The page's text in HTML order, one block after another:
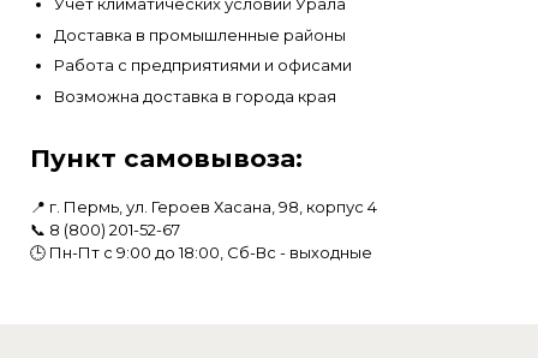
Учет климатических условий Урала
Доставка в промышленные районы
Работа с предприятиями и офисами
Возможна доставка в города края
Пункт самовывоза:
📍 г. Пермь, ул. Героев Хасана, 98, корпус 4
📞 8 (800) 201-52-67
🕒 Пн-Пт с 9:00 до 18:00, Сб-Вс - выходные